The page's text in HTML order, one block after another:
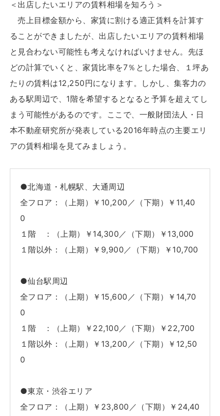
＜出店したいエリアの賃料相場を知ろう＞
売上目標金額から、家賃に割ける適正賃料を計算す
ることができましたが、出店したいエリアの賃料相場
と見合わない可能性も考えなければいけません。先ほ
どの計算でいくと、家賃比率を7％とした場合、１坪あ
たりの賃料は12,250円になります。しかし、集客力の
ある駅周辺で、1階を希望するとなると予算を超えてし
まう可能性があるのです。ここで、一般財団法人・日
本不動産研究所が発表している2016年時点の主要エリ
アの賃料相場を見てみましょう。
●北海道・札幌駅、大通周辺
全フロア：（上期）￥10,200／（下期）￥11,40
0
１階 ：（上期）￥14,300／（下期）￥13,000
１階以外：（上期）￥9,900／（下期）￥10,700
●仙台駅周辺
全フロア：（上期）￥15,600／（下期）￥14,70
0
１階 ：（上期）￥22,100／（下期）￥22,700
１階以外：（上期）￥13,200／（下期）￥12,50
0
●東京・渋谷エリア
全フロア：（上期）￥23,800／（下期）￥24,40